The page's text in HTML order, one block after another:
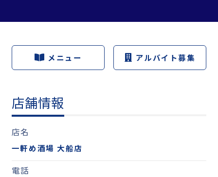
メニュー アルバイト募集
店舗情報
店名
一軒め酒場 大船店
電話